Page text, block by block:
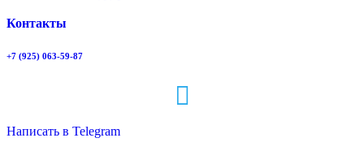
Контакты
+7 (925) 063-59-87
Написать в Telegram